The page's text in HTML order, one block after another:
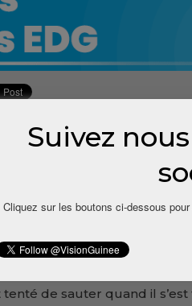
de Conakry a
t-on appris de sources
la commune urbaine de
Saidou Barry, était portée
du quartier
remorques.
de sauter quand il
Suivez
Cliquez sur les boutons ci-dessous